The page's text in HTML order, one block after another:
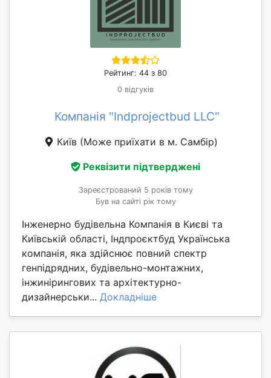
Рейтинг: 44 з 80
0 відгуків
Компанія "Indprojectbud LLC"
Київ (Може приїхати в м. Самбір)
Реквізити підтверджені
Зареєстрований 5 років тому
Був на сайті рік тому
Інженерно будівельна Компанія в Києві та
Київській області, Індпроєктбуд Українська
компанія, яка здійснює повний спектр
генпідрядних, будівельно-монтажних,
інжинірингових та архітектурно-
дизайнерськи... Докладніше